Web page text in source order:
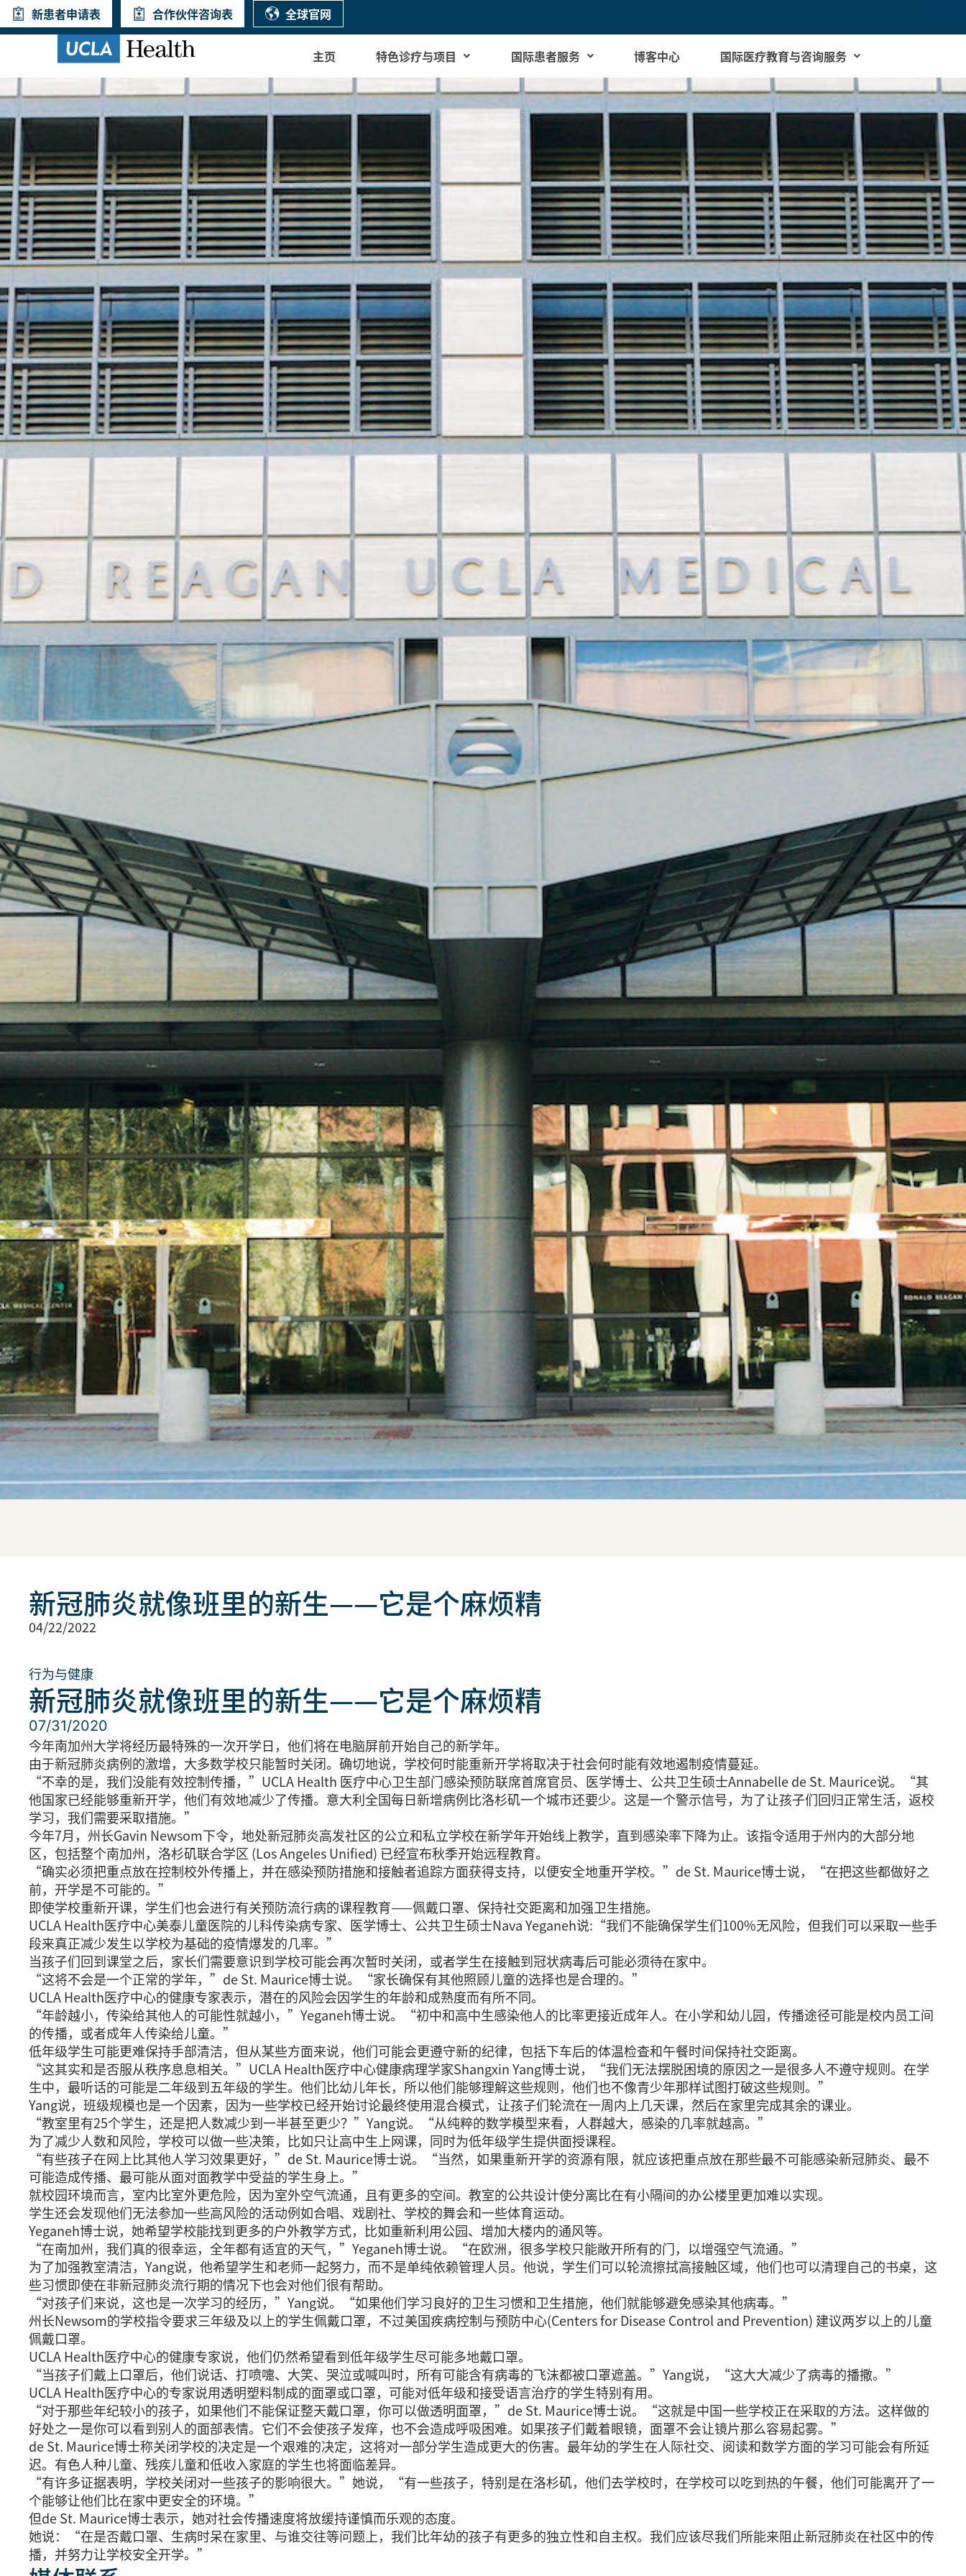
新患者申请表 合作伙伴咨询表 全球官网
主页 特色诊疗与项目 国际患者服务 博客中心 国际医疗教育与咨询服务
新冠肺炎就像班里的新生——它是个麻烦精
04/22/2022
行为与健康
新冠肺炎就像班里的新生——它是个麻烦精
07/31/2020
今年南加州大学将经历最特殊的一次开学日，他们将在电脑屏前开始自己的新学年。
由于新冠肺炎病例的激增，大多数学校只能暂时关闭。确切地说，学校何时能重新开学将取决于社会何时能有效地遏制疫情蔓延。
“不幸的是，我们没能有效控制传播，”UCLA Health 医疗中心卫生部门感染预防联席首席官员、医学博士、公共卫生硕士Annabelle de St. Maurice说。“其
他国家已经能够重新开学，他们有效地减少了传播。意大利全国每日新增病例比洛杉矶一个城市还要少。这是一个警示信号，为了让孩子们回归正常生活，返校
学习，我们需要采取措施。”
今年7月，州长Gavin Newsom下令，地处新冠肺炎高发社区的公立和私立学校在新学年开始线上教学，直到感染率下降为止。该指令适用于州内的大部分地
区，包括整个南加州，洛杉矶联合学区 (Los Angeles Unified) 已经宣布秋季开始远程教育。
“确实必须把重点放在控制校外传播上，并在感染预防措施和接触者追踪方面获得支持，以便安全地重开学校。”de St. Maurice博士说，“在把这些都做好之
前，开学是不可能的。”
即使学校重新开课，学生们也会进行有关预防流行病的课程教育——佩戴口罩、保持社交距离和加强卫生措施。
UCLA Health医疗中心美泰儿童医院的儿科传染病专家、医学博士、公共卫生硕士Nava Yeganeh说:“我们不能确保学生们100%无风险，但我们可以采取一些手
段来真正减少发生以学校为基础的疫情爆发的几率。”
当孩子们回到课堂之后，家长们需要意识到学校可能会再次暂时关闭，或者学生在接触到冠状病毒后可能必须待在家中。
“这将不会是一个正常的学年，”de St. Maurice博士说。“家长确保有其他照顾儿童的选择也是合理的。”
UCLA Health医疗中心的健康专家表示，潜在的风险会因学生的年龄和成熟度而有所不同。
“年龄越小，传染给其他人的可能性就越小，”Yeganeh博士说。“初中和高中生感染他人的比率更接近成年人。在小学和幼儿园，传播途径可能是校内员工间
的传播，或者成年人传染给儿童。”
低年级学生可能更难保持手部清洁，但从某些方面来说，他们可能会更遵守新的纪律，包括下车后的体温检查和午餐时间保持社交距离。
“这其实和是否服从秩序息息相关。”UCLA Health医疗中心健康病理学家Shangxin Yang博士说，“我们无法摆脱困境的原因之一是很多人不遵守规则。在学
生中，最听话的可能是二年级到五年级的学生。他们比幼儿年长，所以他们能够理解这些规则，他们也不像青少年那样试图打破这些规则。”
Yang说，班级规模也是一个因素，因为一些学校已经开始讨论最终使用混合模式，让孩子们轮流在一周内上几天课，然后在家里完成其余的课业。
“教室里有25个学生，还是把人数减少到一半甚至更少？”Yang说。“从纯粹的数学模型来看，人群越大，感染的几率就越高。”
为了减少人数和风险，学校可以做一些决策，比如只让高中生上网课，同时为低年级学生提供面授课程。
“有些孩子在网上比其他人学习效果更好，”de St. Maurice博士说。“当然，如果重新开学的资源有限，就应该把重点放在那些最不可能感染新冠肺炎、最不
可能造成传播、最可能从面对面教学中受益的学生身上。”
就校园环境而言，室内比室外更危险，因为室外空气流通，且有更多的空间。教室的公共设计使分离比在有小隔间的办公楼里更加难以实现。
学生还会发现他们无法参加一些高风险的活动例如合唱、戏剧社、学校的舞会和一些体育运动。
Yeganeh博士说，她希望学校能找到更多的户外教学方式，比如重新利用公园、增加大楼内的通风等。
“在南加州，我们真的很幸运，全年都有适宜的天气，”Yeganeh博士说。“在欧洲，很多学校只能敞开所有的门，以增强空气流通。”
为了加强教室清洁，Yang说，他希望学生和老师一起努力，而不是单纯依赖管理人员。他说，学生们可以轮流擦拭高接触区域，他们也可以清理自己的书桌，这
些习惯即使在非新冠肺炎流行期的情况下也会对他们很有帮助。
“对孩子们来说，这也是一次学习的经历，”Yang说。“如果他们学习良好的卫生习惯和卫生措施，他们就能够避免感染其他病毒。”
州长Newsom的学校指令要求三年级及以上的学生佩戴口罩，不过美国疾病控制与预防中心(Centers for Disease Control and Prevention) 建议两岁以上的儿童
佩戴口罩。
UCLA Health医疗中心的健康专家说，他们仍然希望看到低年级学生尽可能多地戴口罩。
“当孩子们戴上口罩后，他们说话、打喷嚏、大笑、哭泣或喊叫时，所有可能含有病毒的飞沫都被口罩遮盖。”Yang说，“这大大减少了病毒的播撒。”
UCLA Health医疗中心的专家说用透明塑料制成的面罩或口罩，可能对低年级和接受语言治疗的学生特别有用。
“对于那些年纪较小的孩子，如果他们不能保证整天戴口罩，你可以做透明面罩，”de St. Maurice博士说。“这就是中国一些学校正在采取的方法。这样做的
好处之一是你可以看到别人的面部表情。它们不会使孩子发痒，也不会造成呼吸困难。如果孩子们戴着眼镜，面罩不会让镜片那么容易起雾。”
de St. Maurice博士称关闭学校的决定是一个艰难的决定，这将对一部分学生造成更大的伤害。最年幼的学生在人际社交、阅读和数学方面的学习可能会有所延
迟。有色人种儿童、残疾儿童和低收入家庭的学生也将面临差异。
“有许多证据表明，学校关闭对一些孩子的影响很大。”她说，“有一些孩子，特别是在洛杉矶，他们去学校时，在学校可以吃到热的午餐，他们可能离开了一
个能够让他们比在家中更安全的环境。”
但de St. Maurice博士表示，她对社会传播速度将放缓持谨慎而乐观的态度。
她说：“在是否戴口罩、生病时呆在家里、与谁交往等问题上，我们比年幼的孩子有更多的独立性和自主权。我们应该尽我们所能来阻止新冠肺炎在社区中的传
播，并努力让学校安全开学。”